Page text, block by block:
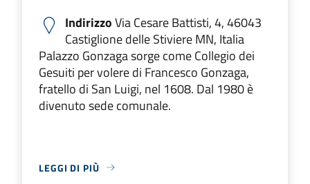
IndirizzoVia Cesare Battisti, 4, 46043
Castiglione delle Stiviere MN, Italia
Palazzo Gonzaga sorge come Collegio dei
Gesuiti per volere di Francesco Gonzaga,
fratello di San Luigi, nel 1608. Dal 1980 è
divenuto sede comunale.
LEGGI DI PIÙ